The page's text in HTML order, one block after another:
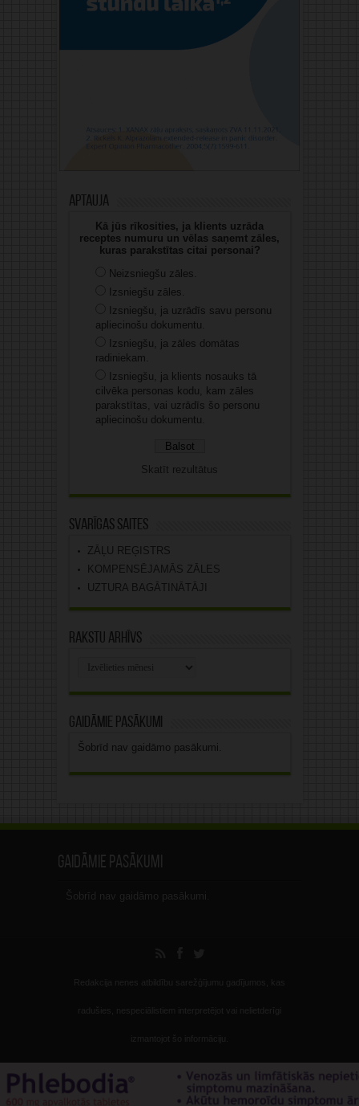
Aptauja
Kā jūs rīkosities, ja klients uzrāda
receptes numuru un vēlas saņemt zāles,
kuras parakstītas citai personai?
Neizsniegšu zāles.
Izsniegšu zāles.
Izsniegšu, ja uzrādīs savu personu
apliecinošu dokumentu.
Izsniegšu, ja zāles domātas
radiniekam.
Izsniegšu, ja klients nosauks tā
cilvēka personas kodu, kam zāles
parakstītas, vai uzrādīs šo personu
apliecinošu dokumentu.
Skatīt rezultātus
Svarīgas saites
ZĀĻU REĢISTRS
KOMPENSĒJAMĀS ZĀLES
UZTURA BAGĀTINĀTĀJI
Rakstu arhīvs
Gaidāmie pasākumi
Šobrīd nav gaidāmo pasākumi.
Gaidāmie pasākumi
Šobrīd nav gaidāmo pasākumi.
Redakcija nenes atbildību sarežģījumu gadījumos, kas